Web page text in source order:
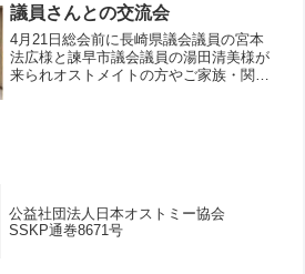
より装具給付金額...
議員さんとの交流会
4月21日総会前に長崎県議会議員の宮本
法広様と諫早市議会議員の湯田清美様が
来られオストメイトの方やご家族・関係
公益社団法人日本オストミー協会
SSKP通巻8671号